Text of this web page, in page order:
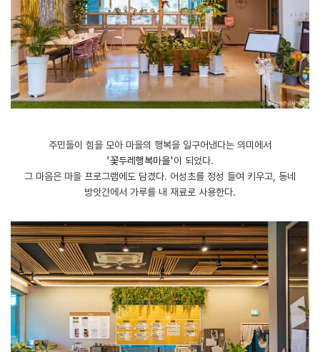
주민들이 힘을 모아 마을의 행복을 일구어낸다는 의미에서
'꽃두레행복마을'이 되었다.
그 마음은 마을 프로그램에도 담겼다. 어성초를 정성 들여 키우고, 동네
방앗간에서 가루를 내 재료로 사용한다.